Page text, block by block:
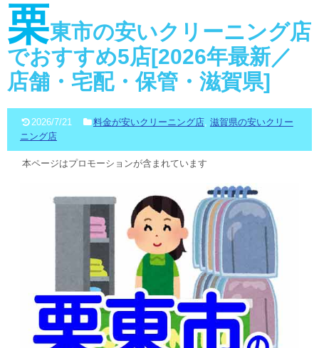
栗東市の安いクリーニング店
でおすすめ5店[2026年最新／
店舗・宅配・保管・滋賀県]
2026/7/21 料金が安いクリーニング店, 滋賀県の安いクリー
ニング店
本ページはプロモーションが含まれています